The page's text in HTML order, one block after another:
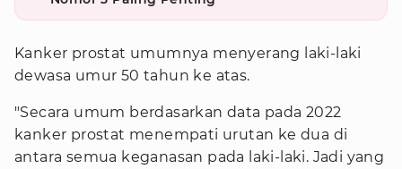
Kanker prostat umumnya menyerang laki-laki
dewasa umur 50 tahun ke atas.
"Secara umum berdasarkan data pada 2022
kanker prostat menempati urutan ke dua di
antara semua keganasan pada laki-laki. Jadi yang